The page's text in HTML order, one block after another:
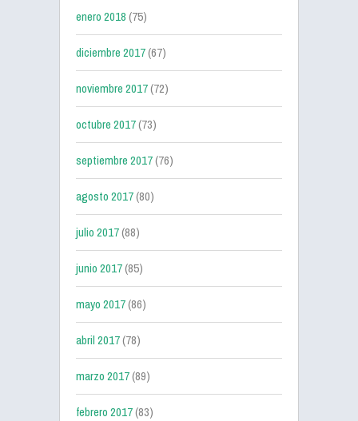
enero 2018(75)
diciembre 2017(67)
noviembre 2017(72)
octubre 2017(73)
septiembre 2017(76)
agosto 2017(80)
julio 2017(88)
junio 2017(85)
mayo 2017(86)
abril 2017(78)
marzo 2017(89)
febrero 2017(83)